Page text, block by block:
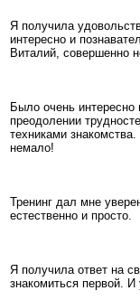
Я получила
интересно и
Виталий, совершенно
Было очень
преодолении
техниками
немало!
Тренинг дал мне
естественно и просто.
Я получила ответ на
знакомиться первой. И